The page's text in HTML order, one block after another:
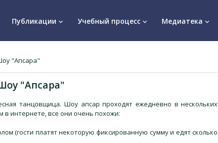
Публикации keyboard_arrow_down Учебный процесс keyboard_arrow_down Медиатека keyboard_arrow_down
"Апсара"
"Апсара"
танцовщица. Шоу апсар проходят ежедневно в нескольких
в интернете, все они очень похожи:
(гости платят некоторую фиксированную сумму и едят сколько